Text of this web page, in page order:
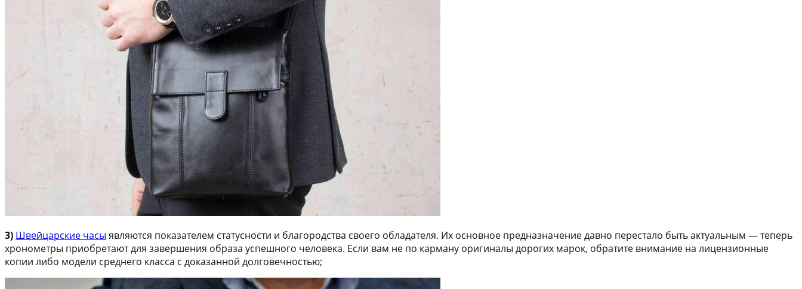
3) Швейцарские часы являются показателем статусности и благородства своего обладателя. Их основное предназначение давно перестало быть актуальным — теперь
хронометры приобретают для завершения образа успешного человека. Если вам не по карману оригиналы дорогих марок, обратите внимание на лицензионные
копии либо модели среднего класса с доказанной долговечностью;